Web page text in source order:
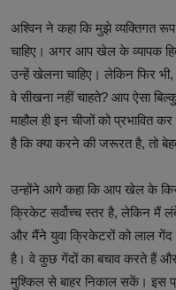
अश्विन ने कहा कि मुझे व्यक्तिगत
चाहिए। अगर आप खेल के व्यापक
उन्हें खेलना चाहिए। लेकिन फिर
वे सीखना नहीं चाहते? आप ऐसा
माहौल ही इन चीजों को प्रभावित
है कि क्या करने की जरूरत है, तो
उन्होंने आगे कहा कि आप खेल के
क्रिकेट सर्वोच्च स्तर है, लेकिन मैं
और मैंने युवा क्रिकेटरों को लाल
है। वे कुछ गेंदों का बचाव करते हैं
मुश्किल से बाहर निकाल सकें। इस